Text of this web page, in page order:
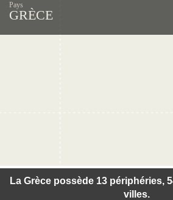
Pays
GRÈCE
La Grèce possède 13 périphéries,
villes.